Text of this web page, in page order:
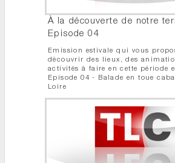
À la découverte de notre
Episode 04
Emission estivale qui vous
découvrir des lieux, des
activités à faire en cette période
Episode 04 - Balade en toue
Loire